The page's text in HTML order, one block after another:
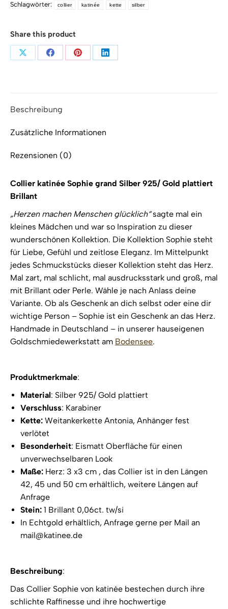
925/
plattiert
Brillant
Menge
Schlagwörter:
collier katinée kette silber
Share this product
Teilen Teilen Teilen Teilen
Beschreibung
Zusätzliche Informationen
Rezensionen (0)
Collier katinée Sophie grand Silber 925/ Gold plattiert
Brillant
„Herzen machen Menschen glücklich“sagte mal ein
kleines Mädchen und war so Inspiration zu dieser
wunderschönen Kollektion. Die Kollektion Sophie steht
für Liebe, Gefühl und zeitlose Eleganz. Im Mittelpunkt
jedes Schmuckstücks dieser Kollektion steht das Herz.
Mal zart, mal schlicht, mal ausdrucksstark und groß, mal
mit Brillant oder Perle. Wähle je nach Anlass deine
Variante. Ob als Geschenk an dich selbst oder eine dir
wichtige Person – Sophie ist ein Geschenk an das Herz.
Handmade in Deutschland – in unserer hauseigenen
Goldschmiedewerkstatt am Bodensee.
Produktmerkmale:
Material: Silber 925/ Gold plattiert
Verschluss: Karabiner
Kette: Weitankerkette Antonia, Anhänger fest
verlötet
Besonderheit: Eismatt Oberfläche für einen
unverwechselbaren Look
Maße: Herz: 3 x3 cm , das Collier ist in den Längen
42, 45 und 50 cm erhältlich, weitere Längen auf
Anfrage
Stein: 1 Brillant 0,06ct. tw/si
In Echtgold erhältlich, Anfrage gerne per Mail an
mail@katinee.de
Beschreibung:
Das Collier Sophie von katinée bestechen durch ihre
schlichte Raffinesse und ihre hochwertige